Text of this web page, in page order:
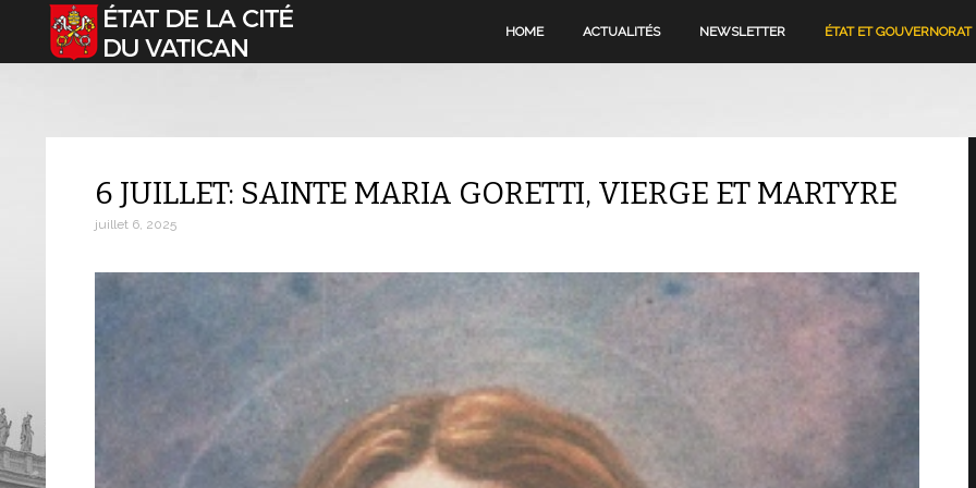
Sélectionnez votre langue HOME ACTUALITÉS NEWSLETTER ÉTAT ET GOUVERNORAT
6 JUILLET: SAINTE MARIA GORETTI, VIERGE ET MARTYRE
juillet 6, 2025